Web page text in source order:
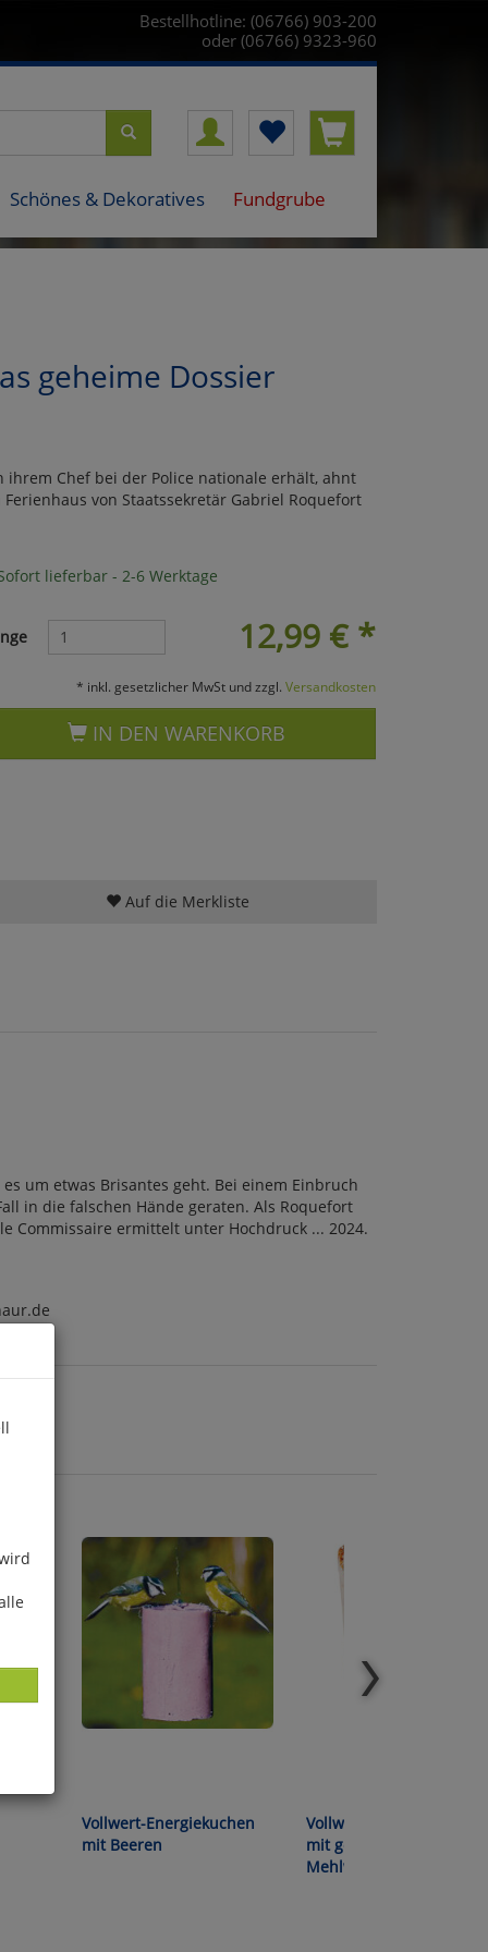
Bestellhotline: (06766) 903-200
oder (06766) 9323-960
Schönes & Dekoratives Fundgrube
geheime Dossier
Chef bei der Police nationale erhält, ahnt
von Staatssekretär Gabriel Roquefort
lieferbar - 2-6 Werktage
12,99 €*
* inkl. gesetzlicher MwSt und zzgl. Versandkosten
IN DEN WARENKORB
Auf die Merkliste
um etwas Brisantes geht. Bei einem Einbruch
in die falschen Hände geraten. Als Roquefort
Commissaire ermittelt unter Hochdruck ... 2024.
Vollwert-Energiekuchen
mit Beeren
Vollwert-Energiekuchen
mit getrockneten
Mehlwürmern